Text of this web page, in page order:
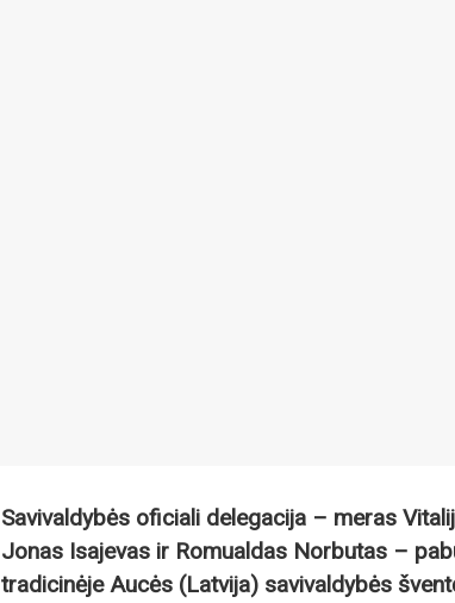
Savivaldybės oficiali delegacija – meras
Jonas Isajevas ir Romualdas Norbutas –
tradicinėje Aucės (Latvija) savivaldybės